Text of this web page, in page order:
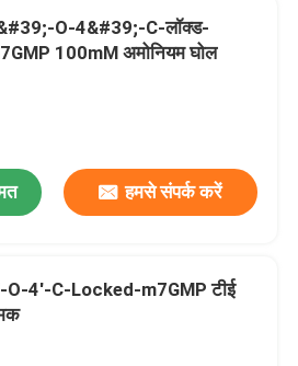
O-4&#39;-C-लॉक्ड-
100mM अमोनियम घोल
हमसे संपर्क करें
O-4'-C-Locked-m7GMP टीई